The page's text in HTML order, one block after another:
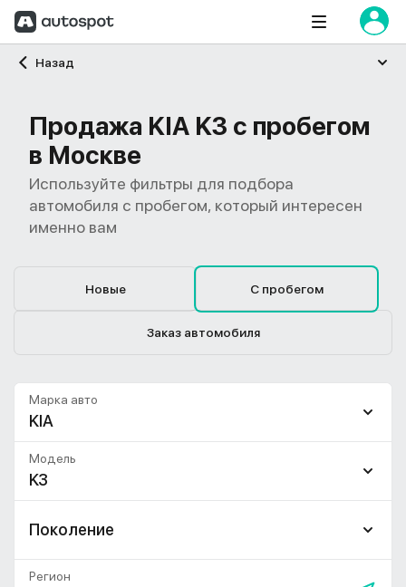
Назад
Главная
Продажа KIA K3 с пробегом
в Москве
Используйте фильтры для подбора
автомобиля с пробегом, который интересен
именно вам
Новые С пробегом
Заказ автомобиля
KIA
Марка авто
K3
Модель
Поколение
Регион